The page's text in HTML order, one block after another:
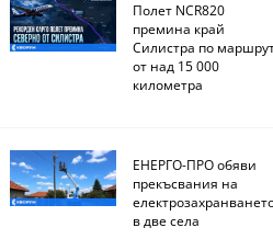
Полет NCR820
премина край
Силистра по
от над 15 000
километра
ЕНЕРГО-ПРО обяви
прекъсвания на
в две села